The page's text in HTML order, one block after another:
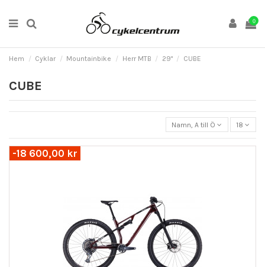
0
Hem Cyklar Mountainbike Herr MTB 29" CUBE
CUBE
Namn, A till Ö 18
-18 600,00 kr